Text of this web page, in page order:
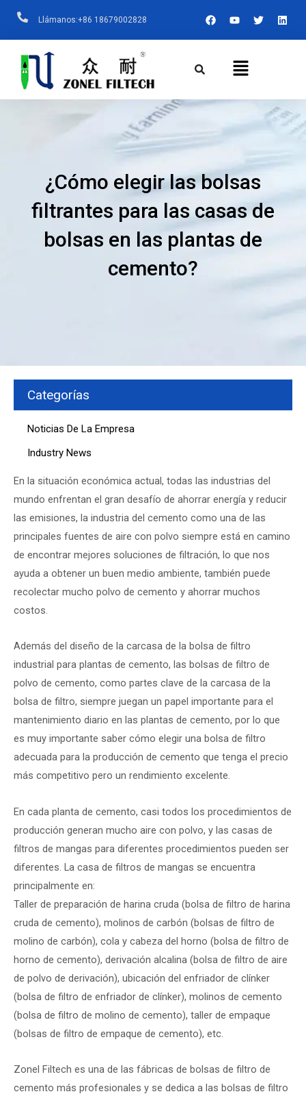
Llámanos:+86 18679002828
F
A
Y
O
B
E
T
W
L
I
Menú
¿Cómo elegir las bolsas
filtrantes para las casas de
bolsas en las plantas de
cemento?
Categorías
Noticias De La Empresa
Industry News
En la situación económica actual, todas las industrias del
mundo enfrentan el gran desafío de ahorrar energía y reducir
las emisiones, la industria del cemento como una de las
principales fuentes de aire con polvo siempre está en camino
de encontrar mejores soluciones de filtración, lo que nos
ayuda a obtener un buen medio ambiente, también puede
recolectar mucho polvo de cemento y ahorrar muchos
costos.
Además del diseño de la carcasa de la bolsa de filtro
industrial para plantas de cemento, las bolsas de filtro de
polvo de cemento, como partes clave de la carcasa de la
bolsa de filtro, siempre juegan un papel importante para el
mantenimiento diario en las plantas de cemento, por lo que
es muy importante saber cómo elegir una bolsa de filtro
adecuada para la producción de cemento que tenga el precio
más competitivo pero un rendimiento excelente.
En cada planta de cemento, casi todos los procedimientos de
producción generan mucho aire con polvo, y las casas de
filtros de mangas para diferentes procedimientos pueden ser
diferentes. La casa de filtros de mangas se encuentra
principalmente en:
Taller de preparación de harina cruda (bolsa de filtro de harina
cruda de cemento), molinos de carbón (bolsas de filtro de
molino de carbón), cola y cabeza del horno (bolsa de filtro de
horno de cemento), derivación alcalina (bolsa de filtro de aire
de polvo de derivación), ubicación del enfriador de clínker
(bolsa de filtro de enfriador de clínker), molinos de cemento
(bolsa de filtro de molino de cemento), taller de empaque
(bolsas de filtro de empaque de cemento), etc.
Zonel Filtech es una de las fábricas de bolsas de filtro de
cemento más profesionales y se dedica a las bolsas de filtro